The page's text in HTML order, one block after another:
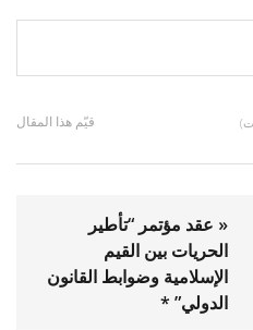
قيّم هذا المقال
« عقد مؤتمر “تأطير
الحريات بين القيم
الإسلامية وضوابط القانون
الدولي” *